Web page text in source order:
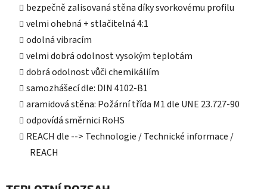
bezpečně zalisovaná stěna díky svorkovému profilu
velmi ohebná + stlačitelná 4:1
odolná vibracím
velmi dobrá odolnost vysokým teplotám
dobrá odolnost vůči chemikáliím
samozhášecí dle: DIN 4102-B1
aramidová stěna: Požární třída M1 dle UNE 23.727-90
odpovídá směrnici RoHS
REACH dle --> Technologie / Technické informace /
REACH